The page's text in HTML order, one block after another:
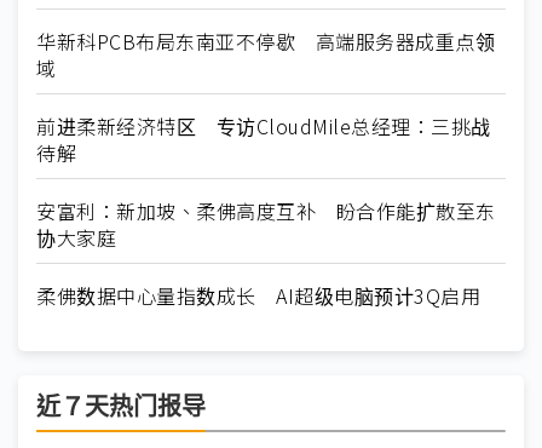
华新科PCB布局东南亚不停歇 高端服务器成重点领
域
前进柔新经济特区 专访CloudMile总经理：三挑战
待解
安富利：新加坡、柔佛高度互补 盼合作能扩散至东
协大家庭
柔佛数据中心量指数成长 AI超级电脑预计3Q启用
近７天热门报导